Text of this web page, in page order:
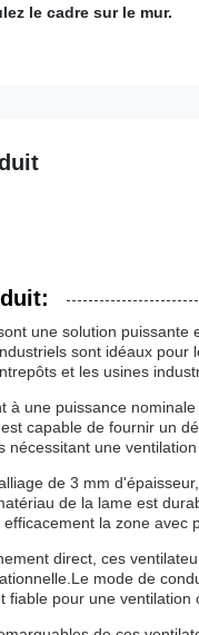
le cadre sur le mur.
une solution
sont idéaux
et les usines
à une puissance
capable de fournir un
une ventilation
de 3 mm
de la lame est
la zone avec
direct, ces
mode de
fiable pour une ventilation